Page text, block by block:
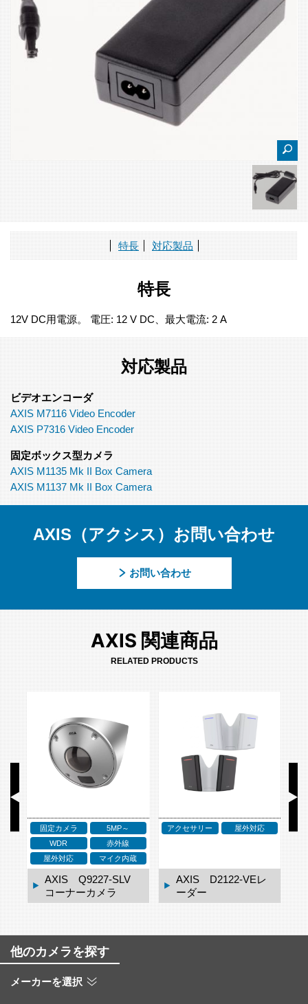
特長 対応製品
特長
12V DC用電源。 電圧: 12 V DC、最大電流: 2 A
対応製品
ビデオエンコーダ
AXIS M7116 Video Encoder
AXIS P7316 Video Encoder
固定ボックス型カメラ
AXIS M1135 Mk II Box Camera
AXIS M1137 Mk II Box Camera
AXIS（アクシス）お問い合わせ
お問い合わせ
AXIS 関連商品
RELATED PRODUCTS
固定カメラ
5MP～
WDR
赤外線
屋外対応
マイク内蔵
AXIS Q9227-SLV
コーナーカメラ
アクセサリー 屋外対応
AXIS D2122-VEレ
ーダー
ア
ネ
他のカメラを探す
メーカーを選択